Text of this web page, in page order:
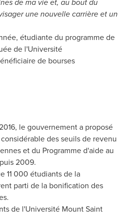
une nouvelle carrière et un
étudiante du programme de
de l'Université
de bourses
le gouvernement a proposé
des seuils de revenu
et du Programme d'aide au
2009.
11 000 étudiants de la
parti de la bonification des
de l'Université Mount Saint